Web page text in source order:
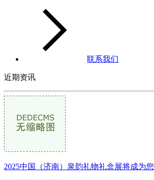
联系我们
近期资讯
2025中国（济南）泉韵礼物礼盒展将成为您